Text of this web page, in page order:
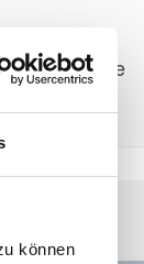
können